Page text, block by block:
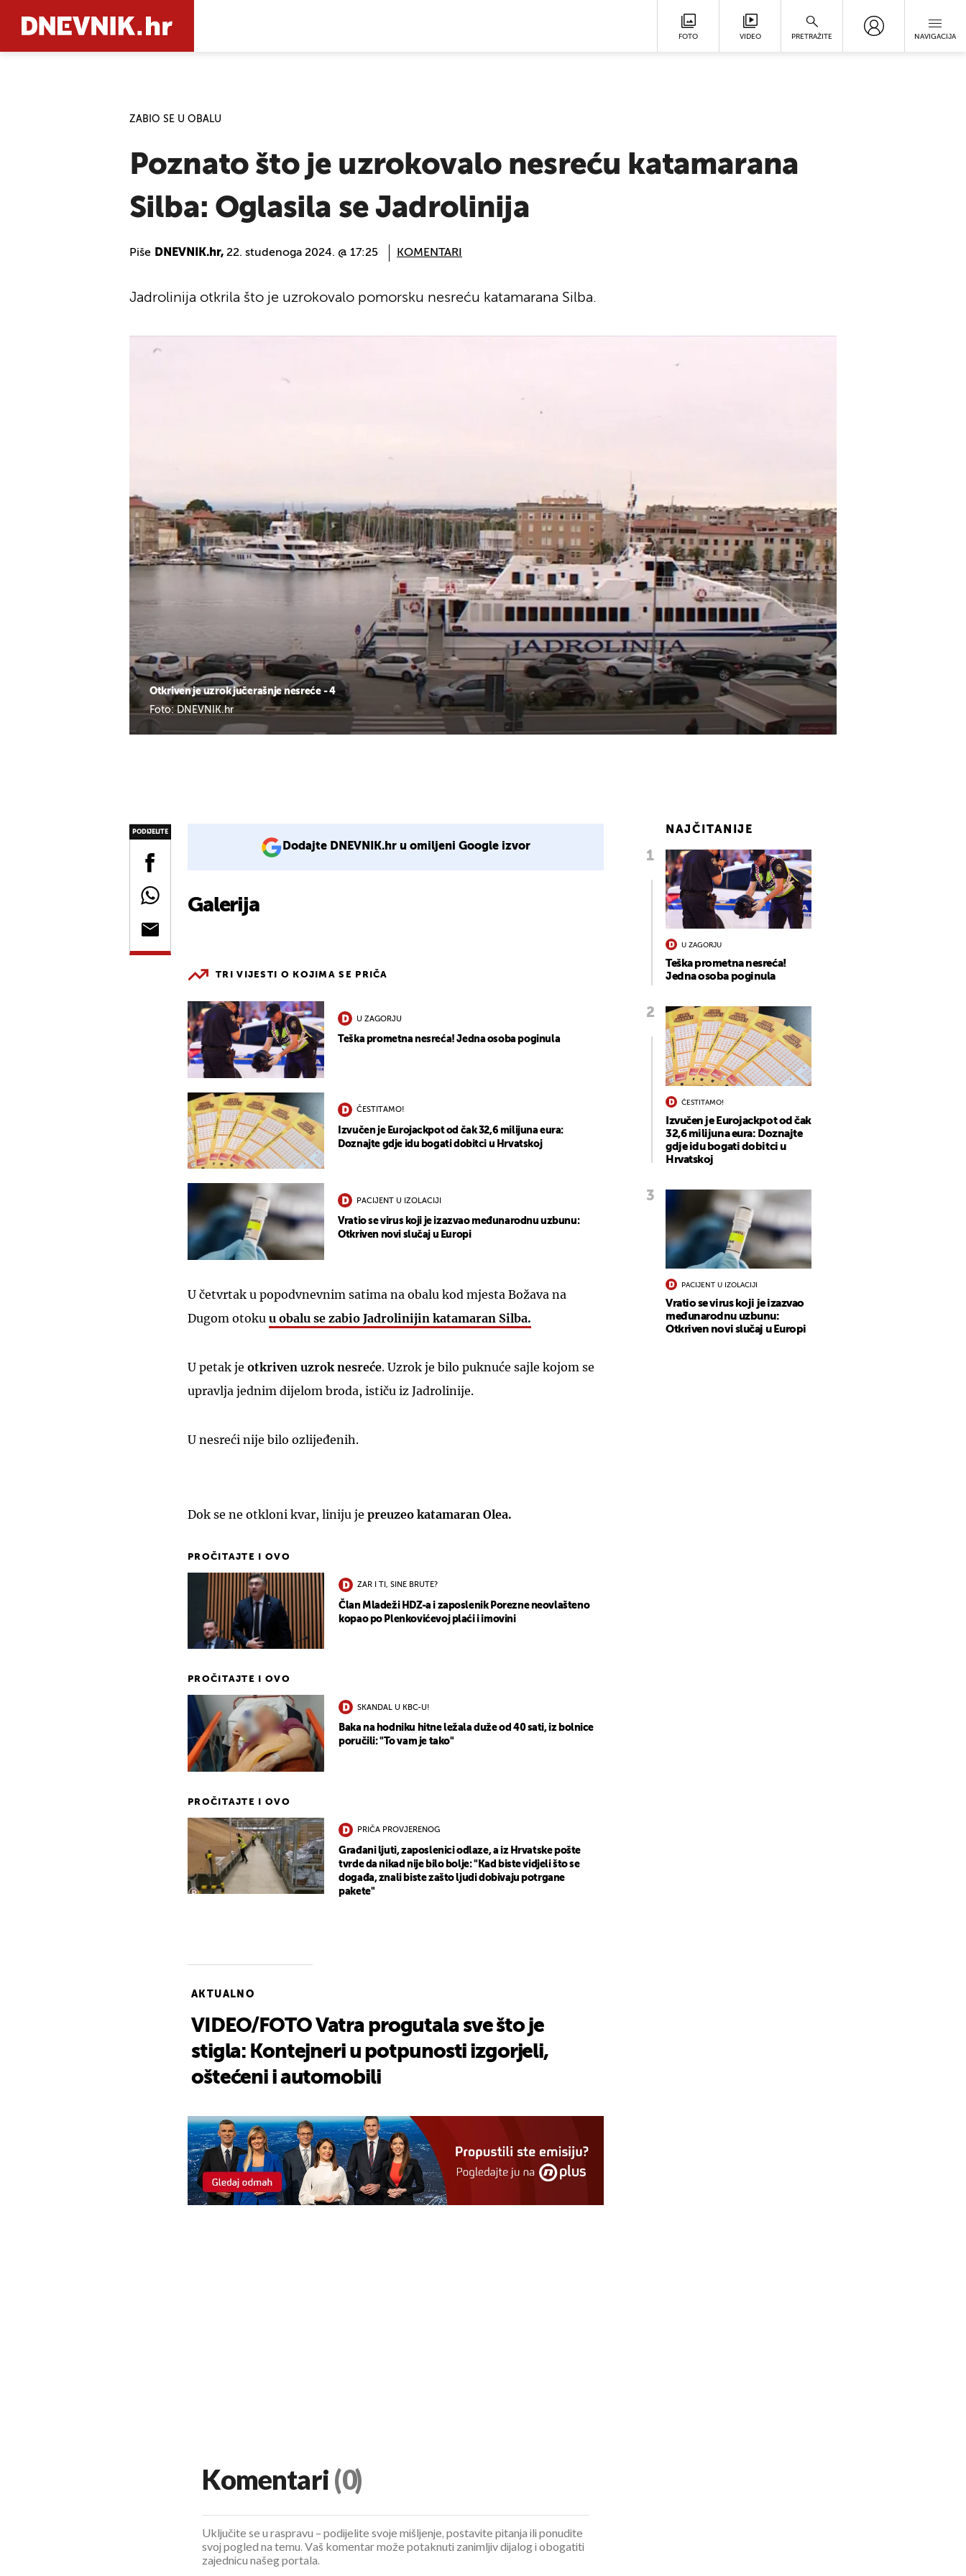
FOTO VIDEO PRETRAŽITE NAVIGACIJA
ZABIO SE U OBALU
Poznato što je uzrokovalo nesreću katamarana
Silba: Oglasila se Jadrolinija
Piše DNEVNIK.hr, 22. studenoga 2024. @ 17:25 KOMENTARI
Otkriven je uzrok jučerašnje nesreće - 4
Foto: DNEVNIK.hr
Jadrolinija otkrila što je uzrokovalo pomorsku nesreću katamarana Silba.
PODIJELITE
Dodajte DNEVNIK.hr u omiljeni Google izvor
Galerija
TRI VIJESTI O KOJIMA SE PRIČA
U ZAGORJU
Teška prometna nesreća! Jedna osoba poginula
ČESTITAMO!
Izvučen je Eurojackpot od čak 32,6 milijuna eura:
Doznajte gdje idu bogati dobitci u Hrvatskoj
PACIJENT U IZOLACIJI
Vratio se virus koji je izazvao međunarodnu uzbunu:
Otkriven novi slučaj u Europi
U četvrtak u popodvnevnim satima na obalu kod mjesta Božava na
Dugom otoku u obalu se zabio Jadrolinijin katamaran Silba.
U petak je otkriven uzrok nesreće. Uzrok je bilo puknuće sajle kojom se
upravlja jednim dijelom broda, ističu iz Jadrolinije.
U nesreći nije bilo ozlijeđenih.
Dok se ne otkloni kvar, liniju je preuzeo katamaran Olea.
PROČITAJTE I OVO
ZAR I TI, SINE BRUTE?
Član Mladeži HDZ-a i zaposlenik Porezne neovlašteno
kopao po Plenkovićevoj plaći i imovini
PROČITAJTE I OVO
SKANDAL U KBC-U!
Baka na hodniku hitne ležala duže od 40 sati, iz bolnice
poručili: "To vam je tako"
PROČITAJTE I OVO
PRIČA PROVJERENOG
Građani ljuti, zaposlenici odlaze, a iz Hrvatske pošte
tvrde da nikad nije bilo bolje: "Kad biste vidjeli što se
događa, znali biste zašto ljudi dobivaju potrgane
pakete"
AKTUALNO
VIDEO/FOTO Vatra progutala sve što je
stigla: Kontejneri u potpunosti izgorjeli,
oštećeni i automobili
NAJČITANIJE
U ZAGORJU
Teška prometna nesreća!
Jedna osoba poginula
ČESTITAMO!
Izvučen je Eurojackpot od čak
32,6 milijuna eura: Doznajte
gdje idu bogati dobitci u
Hrvatskoj
PACIJENT U IZOLACIJI
Vratio se virus koji je izazvao
međunarodnu uzbunu:
Otkriven novi slučaj u Europi
Komentari (0)
Uključite se u raspravu – podijelite svoje mišljenje, postavite pitanja ili ponudite
svoj pogled na temu. Vaš komentar može potaknuti zanimljiv dijalog i obogatiti
zajednicu našeg portala.
UKLJUČITE NOTIFIKACIJE